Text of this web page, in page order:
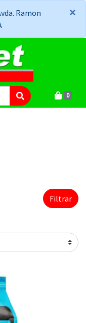
Ramon
×
×
0
Filtrar